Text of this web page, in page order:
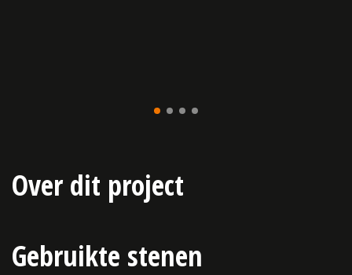
Over dit project
Gebruikte stenen